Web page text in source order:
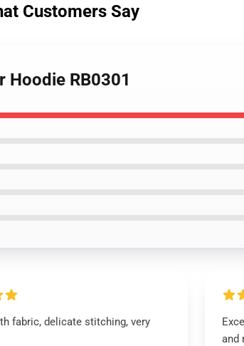
Customers Say
Hoodie RB0301
fabric, delicate stitching, very
and